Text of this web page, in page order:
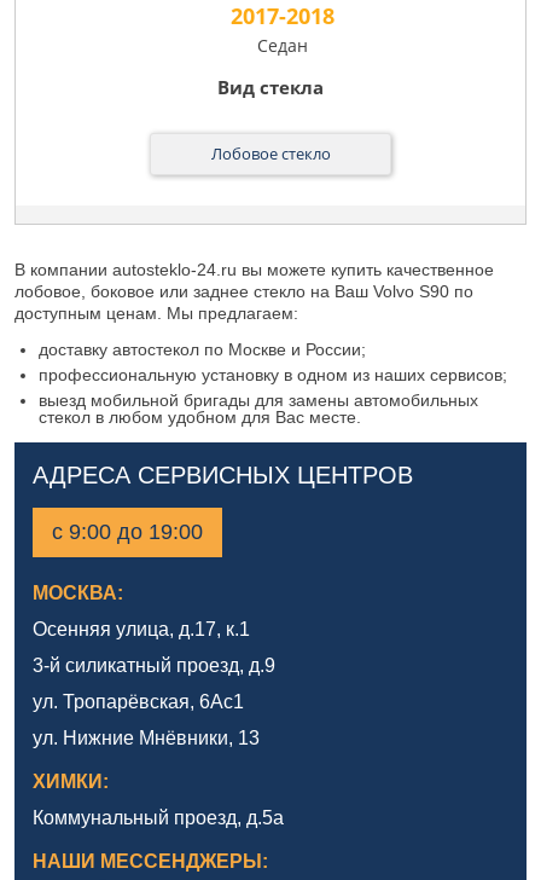
2017-2018
Седан
Лобовое стекло
В компании autosteklo-24.ru вы можете купить качественное
лобовое, боковое или заднее стекло на Ваш Volvo S90 по
доступным ценам. Мы предлагаем:
доставку автостекол по Москве и России;
профессиональную установку в одном из наших сервисов;
выезд мобильной бригады для замены автомобильных
стекол в любом удобном для Вас месте.
АДРЕСА СЕРВИСНЫХ ЦЕНТРОВ
с 9:00 до 19:00
МОСКВА:
Осенняя улица, д.17, к.1
3-й силикатный проезд, д.9
ул. Тропарёвская, 6Ас1
ул. Нижние Мнёвники, 13
ХИМКИ:
Коммунальный проезд, д.5а
НАШИ МЕССЕНДЖЕРЫ: